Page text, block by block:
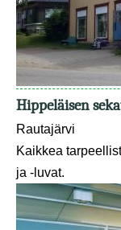
Hippeläisen
Rautajärvi
Kaikkea
ja -luvat.